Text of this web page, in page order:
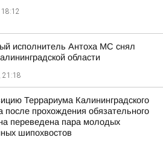
18:12
исполнитель Антоха МС снял
области
21:18
Террариума Калининградского
после прохождения обязательного
переведена пара молодых
шипохвостов